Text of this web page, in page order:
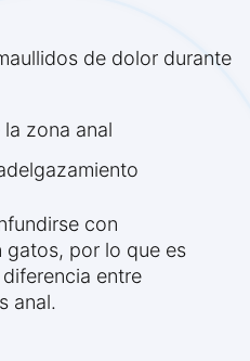
de dolor durante
zona anal
con
gatos, por lo que es
entre
anal.